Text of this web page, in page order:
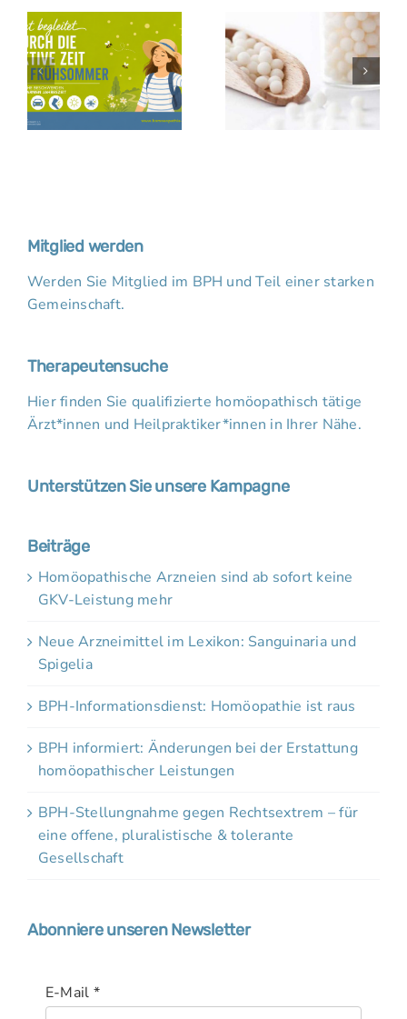
Mitglied werden
Werden Sie Mitglied im BPH und Teil einer starken
Gemeinschaft.
Therapeutensuche
Hier finden Sie qualifizierte homöopathisch tätige
Ärzt*innen und Heilpraktiker*innen in Ihrer Nähe.
Unterstützen Sie unsere Kampagne
Beiträge
Homöopathische Arzneien sind ab sofort keine
GKV-Leistung mehr
Neue Arzneimittel im Lexikon: Sanguinaria und
Spigelia
BPH-Informationsdienst: Homöopathie ist raus
BPH informiert: Änderungen bei der Erstattung
homöopathischer Leistungen
BPH-Stellungnahme gegen Rechtsextrem – für
eine offene, pluralistische & tolerante
Gesellschaft
Abonniere unseren Newsletter
E-Mail *